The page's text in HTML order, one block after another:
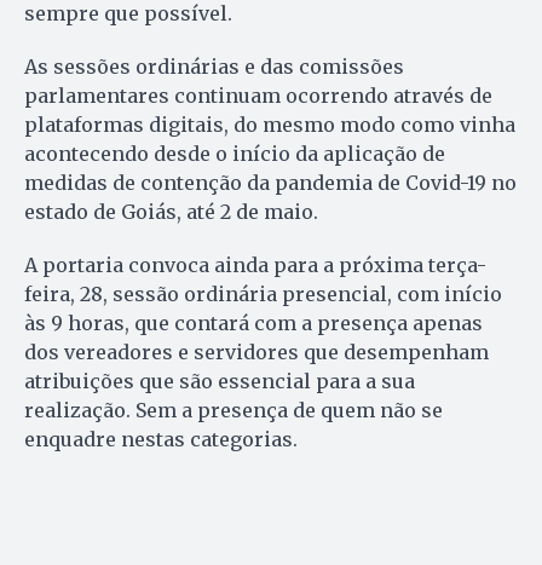
sempre que possível.
As sessões ordinárias e das comissões
parlamentares continuam ocorrendo através de
plataformas digitais, do mesmo modo como vinha
acontecendo desde o início da aplicação de
medidas de contenção da pandemia de Covid-19 no
estado de Goiás, até 2 de maio.
A portaria convoca ainda para a próxima terça-
feira, 28, sessão ordinária presencial, com início
às 9 horas, que contará com a presença apenas
dos vereadores e servidores que desempenham
atribuições que são essencial para a sua
realização. Sem a presença de quem não se
enquadre nestas categorias.